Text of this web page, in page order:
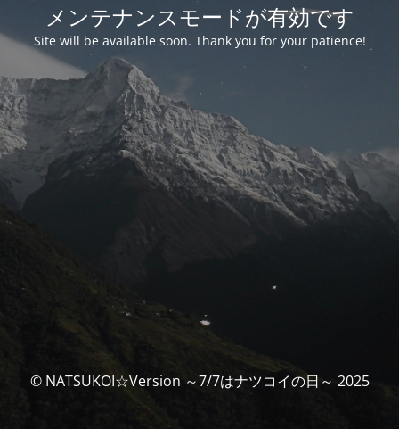
メンテナンスモードが有効です
Site will be available soon. Thank you for your patience!
© NATSUKOI☆Version ～7/7はナツコイの日～ 2025